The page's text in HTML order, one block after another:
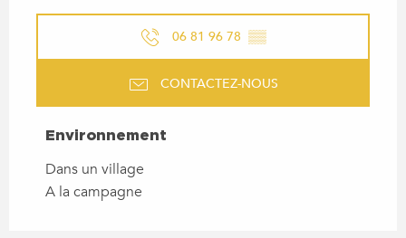
06 81 96 78 ▒▒
CONTACTEZ-NOUS
ENVIRONNEMENT
Environnement
Dans un village
A la campagne